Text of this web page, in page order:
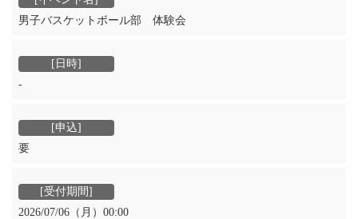
男子バスケットボール部 体験会
‐
要
2026/07/06（月）00:00